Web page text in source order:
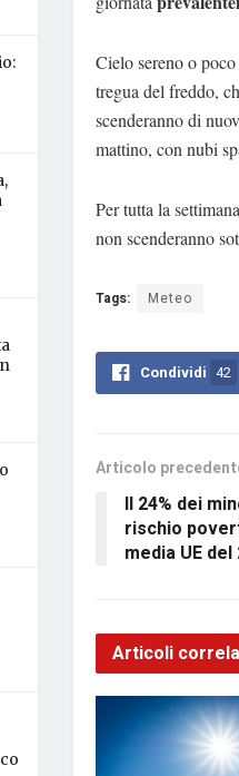
Cielo sereno o
tregua del freddo,
scenderanno di
mattino, con nubi
Per tutta la
non scenderanno
Tags: Meteo
Condividi 42
Articolo
Il 24% dei
rischio
media UE del
Articoli